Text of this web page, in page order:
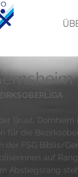
Brust,
für die
der FSG Biblis/
auf
Abstiegsrang